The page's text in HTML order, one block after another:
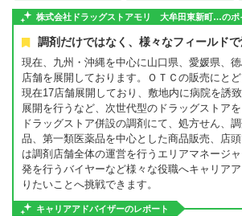
株式会社ドラッグストアモリ 大牟田東新町…のポ
調剤だけではなく、様々なフィールドで
現在、九州・沖縄を中心に山口県、愛媛県、
店舗を展開しております。ＯＴＣの販売にと
現在17店舗展開しており、敷地内に病院を誘
展開を行うなど、次世代型のドラッグストアを
ドラッグストア併設の調剤にて、処方せん、
品、第一類医薬品を中心とした商品販売、店
は調剤店舗全体の運営を行うエリアマネージ
発を行うバイヤーなど様々な役職へキャリア
りたいことへ挑戦できます。
キャリアアドバイザーのレポート